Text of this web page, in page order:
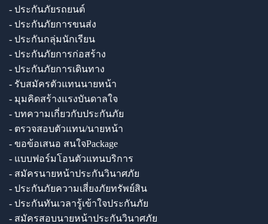
- ประกันภัยรถยนต์
- ประกันภัยการขนส่ง
- ประกันกลุ่มนักเรียน
- ประกันภัยการก่อสร้าง
- ประกันภัยการเดินทาง
- รับสมัครตัวแทนนายหน้า
- มุมคิดสร้างแรงบันดาลใจ
- บทความเกี่ยวกับประกันภัย
- ตรวจสอบตัวแทน/นายหน้า
- ขอข้อเสนอ สนใจPackage
- แบบฟอร์มโอนตัวแทนบริการ
- สมัครนายหน้าประกันวินาศภัย
- ประกันภัยความเสี่ยงภัยทรัพย์สิน
- ประกันทันเวลารู้เข้าใจประกันภัย
- สมัครสอบนายหน้าประกันวินาศภัย